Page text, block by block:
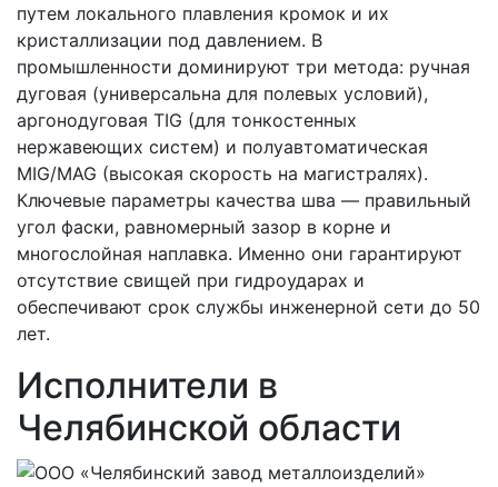
путем локального плавления кромок и их
кристаллизации под давлением. В
промышленности доминируют три метода: ручная
дуговая (универсальна для полевых условий),
аргонодуговая TIG (для тонкостенных
нержавеющих систем) и полуавтоматическая
MIG/MAG (высокая скорость на магистралях).
Ключевые параметры качества шва — правильный
угол фаски, равномерный зазор в корне и
многослойная наплавка. Именно они гарантируют
отсутствие свищей при гидроударах и
обеспечивают срок службы инженерной сети до 50
лет.
Исполнители в
Челябинской области